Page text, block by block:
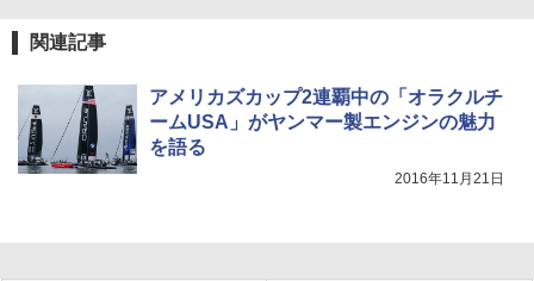
関連記事
アメリカズカップ2連覇中の「オラクルチ
ームUSA」がヤンマー製エンジンの魅力
を語る
2016年11月21日